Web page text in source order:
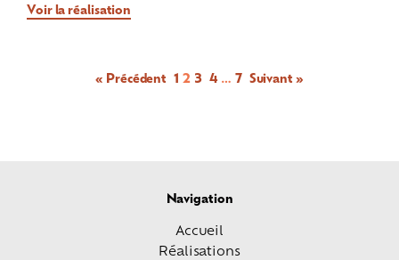
Voir la réalisation
« Précédent 1 2 3 4 … 7 Suivant »
Navigation
Accueil
Réalisations